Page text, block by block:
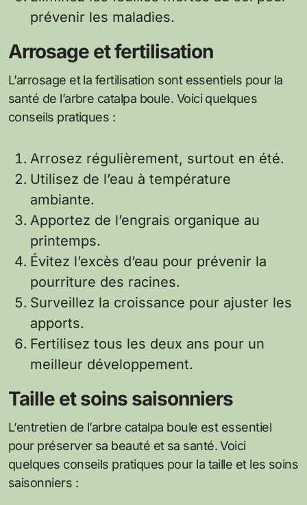
prévenir les maladies.
Arrosage et fertilisation
L’arrosage et la fertilisation sont essentiels pour la
santé de l’arbre catalpa boule. Voici quelques
conseils pratiques :
Arrosez régulièrement, surtout en été.
Utilisez de l’eau à température
ambiante.
Apportez de l’engrais organique au
printemps.
Évitez l’excès d’eau pour prévenir la
pourriture des racines.
Surveillez la croissance pour ajuster les
apports.
Fertilisez tous les deux ans pour un
meilleur développement.
Taille et soins saisonniers
L’entretien de l’arbre catalpa boule est essentiel
pour préserver sa beauté et sa santé. Voici
quelques conseils pratiques pour la taille et les soins
saisonniers :